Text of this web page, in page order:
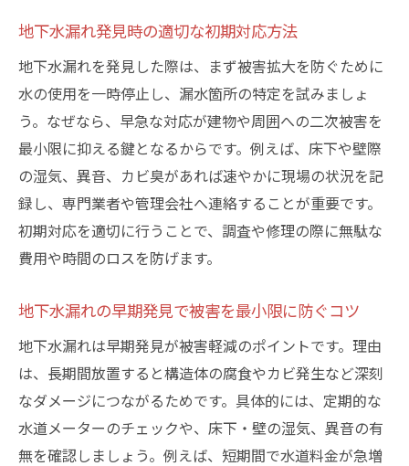
東京都水道局に相談すべき地下水漏れケー
ス
専門業者による地下水漏れ調査の流れ
地下水漏れ調査の一般的な流れと注意点
専門業者による地下水の水漏れ診断方法を
解説
漏水調査専門業者が行う主要な作業工程と
は
水道局対応と民間業者調査の違いを整理す
地下水漏れ調査で行われる機器や技術の特
徴
漏水調査後に分かる地下水トラブルの原因
水道局と民間調査の違いを徹底解説
水道局と民間業者の地下水漏れ調査費用比
地下水漏れ発見時の適切な初期対応方法
地下水漏れを発見した際は、まず被害拡大を防ぐために
水の使用を一時停止し、漏水箇所の特定を試みましょ
う。なぜなら、早急な対応が建物や周囲への二次被害を
最小限に抑える鍵となるからです。例えば、床下や壁際
の湿気、異音、カビ臭があれば速やかに現場の状況を記
録し、専門業者や管理会社へ連絡することが重要です。
初期対応を適切に行うことで、調査や修理の際に無駄な
費用や時間のロスを防げます。
地下水漏れの早期発見で被害を最小限に防ぐコツ
地下水漏れは早期発見が被害軽減のポイントです。理由
は、長期間放置すると構造体の腐食やカビ発生など深刻
なダメージにつながるためです。具体的には、定期的な
水道メーターのチェックや、床下・壁の湿気、異音の有
無を確認しましょう。例えば、短期間で水道料金が急増